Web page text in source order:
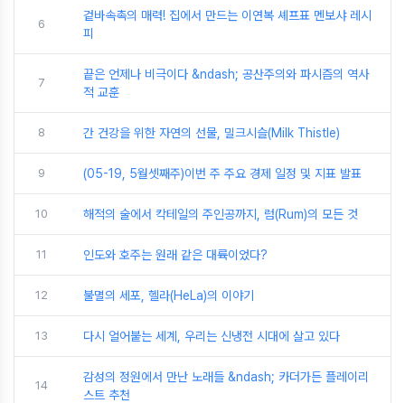
6
겉바속촉의 매력! 집에서 만드는 이연복 셰프표 멘보샤 레시
피
7
끝은 언제나 비극이다 &ndash; 공산주의와 파시즘의 역사
적 교훈
8 간 건강을 위한 자연의 선물, 밀크시슬(Milk Thistle)
9 (05-19, 5월셋째주)이번 주 주요 경제 일정 및 지표 발표
10 해적의 술에서 칵테일의 주인공까지, 럼(Rum)의 모든 것
11 인도와 호주는 원래 같은 대륙이었다?
12 불멸의 세포, 헬라(HeLa)의 이야기
13 다시 얼어붙는 세계, 우리는 신냉전 시대에 살고 있다
14
감성의 정원에서 만난 노래들 &ndash; 카더가든 플레이리
스트 추천